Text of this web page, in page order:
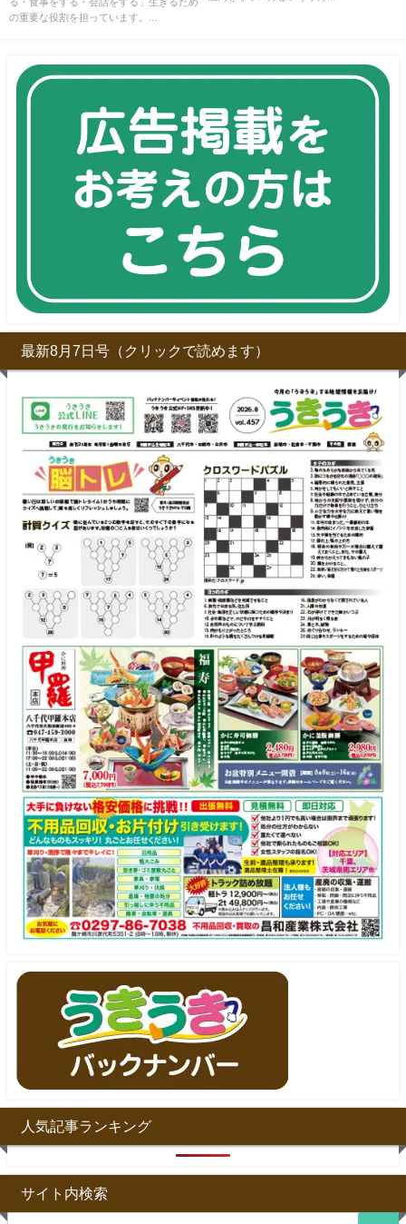
の重要な役割を担っています。...
最新8月7日号（クリックで読めます）
人気記事ランキング
サイト内検索